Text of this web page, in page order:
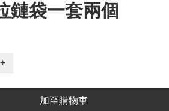
鏈袋一套兩個
+
加至購物車